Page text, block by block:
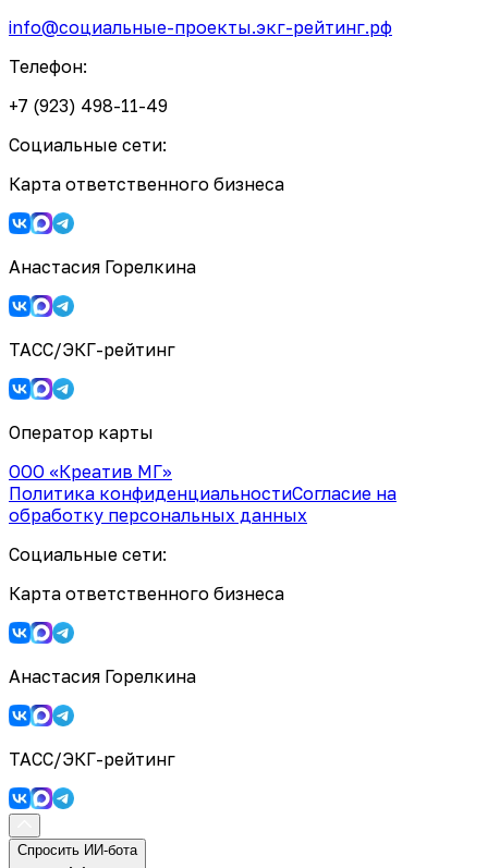
info@социальные-проекты.экг-рейтинг.рф
Телефон:
+7 (923) 498-11-49
Социальные сети:
Карта ответственного бизнеса
Анастасия Горелкина
ТАСС/ЭКГ-рейтинг
Оператор карты
ООО «Креатив МГ»
Политика конфиденциальностиСогласие на
обработку персональных данных
Социальные сети:
Карта ответственного бизнеса
Анастасия Горелкина
ТАСС/ЭКГ-рейтинг
Спросить ИИ-бота